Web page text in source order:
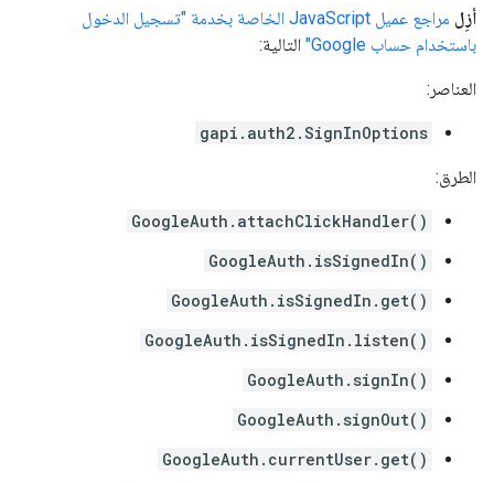
أزِل
مراجع عميل JavaScript الخاصة بخدمة "تسجيل الدخول
باستخدام حساب Google"
التالية:
العناصر:
gapi.auth2.SignInOptions
الطرق:
GoogleAuth.attachClickHandler()
GoogleAuth.isSignedIn()
GoogleAuth.isSignedIn.get()
GoogleAuth.isSignedIn.listen()
GoogleAuth.signIn()
GoogleAuth.signOut()
GoogleAuth.currentUser.get()